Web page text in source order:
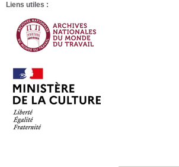
Liens utiles :